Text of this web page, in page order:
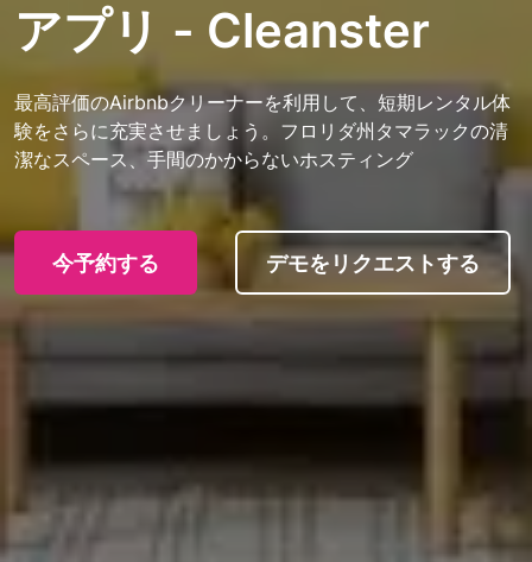
アプリ - Cleanster
最高評価のAirbnbクリーナーを利用して、短期レンタル体
験をさらに充実させましょう。フロリダ州タマラックの清
潔なスペース、手間のかからないホスティング
今予約する デモをリクエストする